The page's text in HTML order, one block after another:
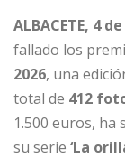
ALBACETE, 4
fallado los
2026, una
total de 412
1.500 euros, ha
su serie ‘La